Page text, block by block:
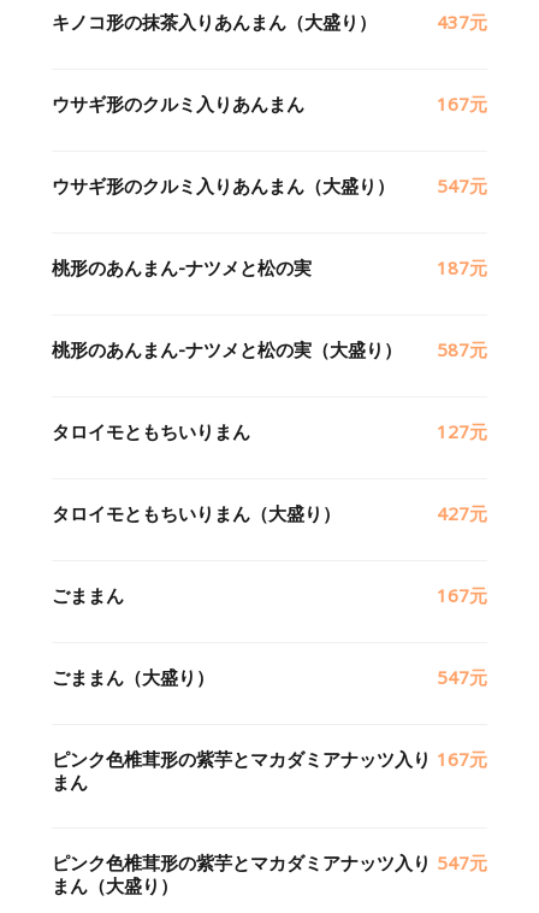
キノコ形の抹茶入りあんまん（大盛り） 437元
ウサギ形のクルミ入りあんまん 167元
ウサギ形のクルミ入りあんまん（大盛り） 547元
桃形のあんまん-ナツメと松の実 187元
桃形のあんまん-ナツメと松の実（大盛り） 587元
タロイモともちいりまん 127元
タロイモともちいりまん（大盛り） 427元
ごままん 167元
ごままん（大盛り） 547元
ピンク色椎茸形の紫芋とマカダミアナッツ入り
まん
167元
ピンク色椎茸形の紫芋とマカダミアナッツ入り
まん（大盛り）
547元